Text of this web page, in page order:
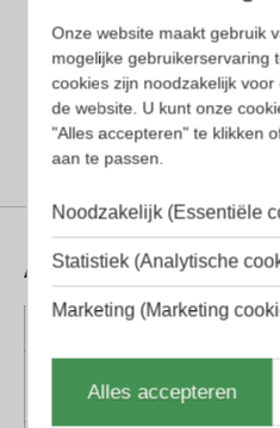
lichtste
het scharnier en
zorgt ervoor dat
comfortabel is
gelijkmatig op je
Aanvullende
Kleur montuur
Grijs
materiaal
Onze website maakt gebruik
mogelijke gebruikerservaring
cookies zijn noodzakelijk
de website. U kunt onze
"Alles accepteren" te klikken
aan te passen.
Noodzakelijk (Essentiële
Statistiek (Analytische
Marketing (Marketing
Alles accepteren